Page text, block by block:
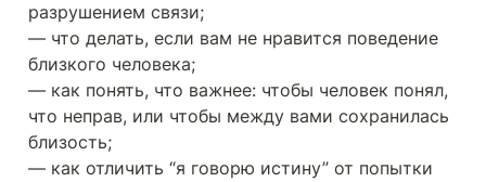
разрушением связи;
— что делать, если вам не нравится поведение
близкого человека;
— как понять, что важнее: чтобы человек понял,
что неправ, или чтобы между вами сохранилась
близость;
— как отличить “я говорю истину” от попытки